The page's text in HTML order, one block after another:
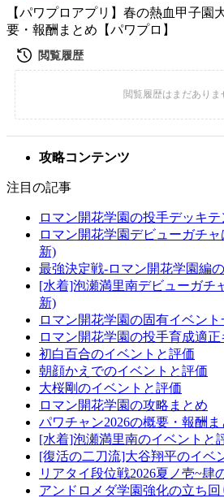
【パワプロアプリ】春の熱血甲子園
要・報酬まとめ【パワプロ】
攻略コンテンツ
注目の記事
ロマン開花学園の投手デッキ
ロマン開花学園デビューガチ
新)
最強決定戦-ロマン開花学園編
[水着]泡瀬満里南デビューガチ
新)
ロマン開花学園の固有イベント
ロマン開花学園の投手育成適正
初白百合のイベントと評価
朝顔かえでのイベントと評価
大桜剛のイベントと評価
ロマン開花学園の攻略まとめ
パワチャン2026の概要・報酬ま
[水着]泡瀬満里南のイベントと
[復活の二刀流]大谷翔平のイベ
リアタイ段位戦2026夏ノ壱~肆
アンドロメダ学園強化の立ち回